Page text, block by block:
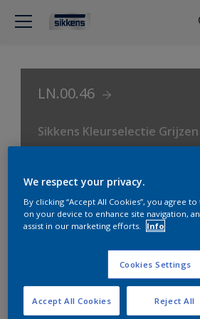
LN.00.46
Sikkens Kleurselectie Grijzen
We respect your privacy.
By clicking “Accept All Cookies”, you agree
on your device to enhance site navigation,
assist in our marketing efforts.
Info
Cookies Settings
Reject All
Accept All Cookies